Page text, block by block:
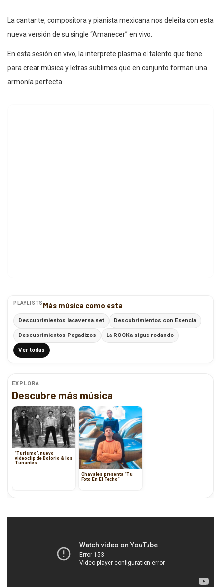
La cantante, compositora y pianista mexicana nos deleita con esta
nueva versión de su single “Amanecer” en vivo.
En esta sesión en vivo, la interprete plasma el talento que tiene
para crear música y letras sublimes que en conjunto forman una
armonía perfecta.
PLAYLISTS Más música como esta
Descubrimientos lacaverna.net Descubrimientos con Esencia
Descubrimientos Pegadizos La ROCKa sigue rodando
Ver todas
EXPLORA
Descubre más música
“Turismo”, nuevo
videoclip de Dolorio & los
Tunantes
Chavales presenta “Tu
Foto En El Techo”